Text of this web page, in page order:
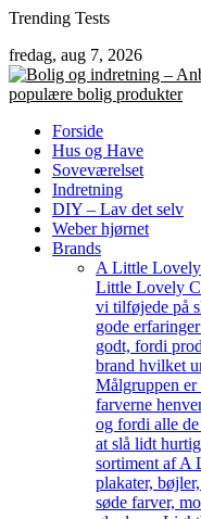
Skip
content
Trending Tests
fredag, aug 7, 2026
Forside
Hus og Have
Soveværelset
Indretning
DIY – Lav det selv
Weber hjørnet
Brands
A Little
Little Lovely
vi tilføjede på
gode
godt, fordi
brand hvilket
Målgruppen er
farverne
og fordi alle
at slå lidt
sortiment af A
plakater,
søde farver,